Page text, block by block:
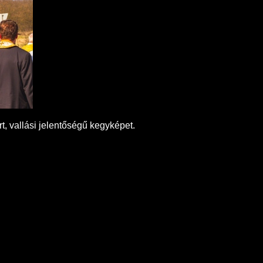
vallási jelentőségű kegyképet.